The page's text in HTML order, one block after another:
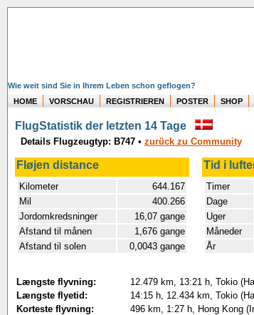
Wie weit sind Sie in Ihrem Leben schon geflogen?
HOME
VORSCHAU REGISTRIEREN POSTER SHOP
FlugStatistik der letzten 14 Tage
Details Flugzeugtyp: B747 • zurück zu Community
Fløjen distance Tid i
Kilometer
644.167
Mil
400.266
Jordomkredsninger
16,07 gange
Afstand til månen
1,676 gange
Afstand til solen
0,0043 gange
Timer
Dage
Uger
Måneder
År
Længste flyvning:
12.479 km, 13:21 h, Tokio
Længste flyetid:
14:15 h, 12.434 km, Tokio
Korteste flyvning:
496 km, 1:27 h, Hong Kong